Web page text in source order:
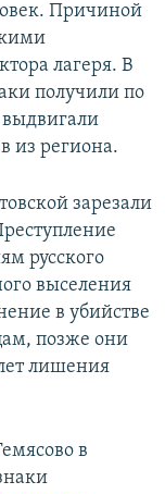
Причиной
лагеря. В
получили по
из региона.
зарезали
русского
выселения
в убийстве
позже они
лишения
в